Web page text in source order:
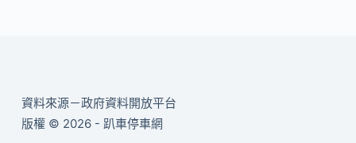
資料來源－政府資料開放平台
版權 © 2026 - 趴車停車網